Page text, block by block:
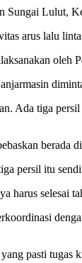
Sungai Lulut,
arus lalu
oleh
Ada tiga
berada
persil itu
harus selesai
pasti tugas